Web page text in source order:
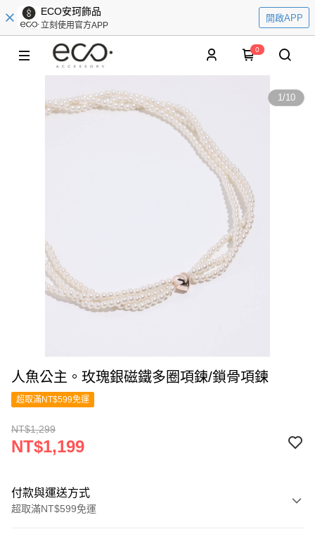
ECO安珂飾品
立刻使用官方APP
開啟APP
0
1/10
人魚公主。玫瑰銀磁鐵多圈項鍊/鎖骨項鍊
超取滿NT$599免運
NT$1,299
NT$1,199
付款與運送方式
超取滿NT$599免運